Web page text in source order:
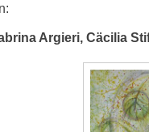
Argieri, Cäcilia